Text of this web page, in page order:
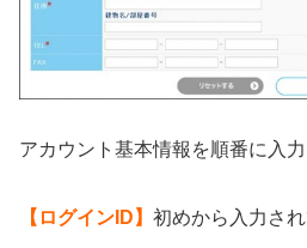
アカウント基本情報を順番に入力
【ログインID】 初めから入力さ